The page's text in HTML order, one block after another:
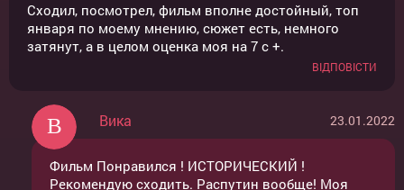
Сходил, посмотрел, фильм вполне достойный, топ
января по моему мнению, сюжет есть, немного
затянут, а в целом оценка моя на 7 с +.
ВІДПОВІСТИ
Вика 23.01.2022
Фильм Понравился ! ИСТОРИЧЕСКИЙ !
Рекомендую сходить. Распутин вообще! Моя